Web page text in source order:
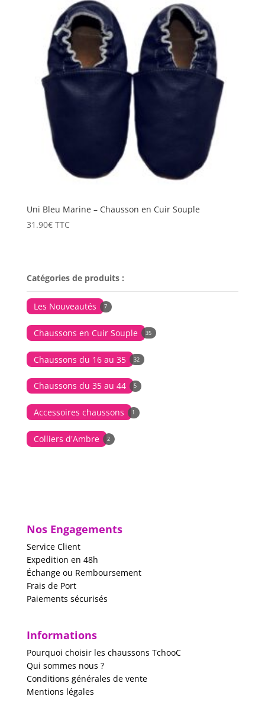
à
28.50€
Uni Bleu Marine – Chausson en Cuir Souple
31.90€ TTC
Catégories de produits :
Les Nouveautés 7
Chaussons en Cuir Souple 35
Chaussons du 16 au 35 32
Chaussons du 35 au 44 5
Accessoires chaussons 1
Colliers d'Ambre 2
Nos Engagements
Service Client
Expedition en 48h
Échange ou Remboursement
Frais de Port
Paiements sécurisés
Informations
Pourquoi choisir les chaussons TchooC
Qui sommes nous ?
Conditions générales de vente
Mentions légales